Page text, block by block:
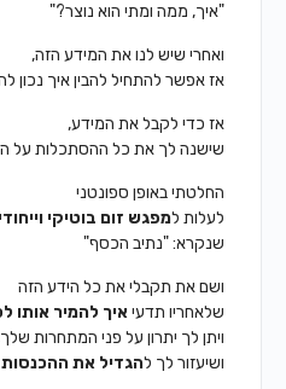
"איך, ממה ומתי הוא נוצר?"
ואחרי שיש לנו את המידע הזה,
אז אפשר להתחיל להבין איך נכון
אז כדי לקבל את המידע,
שישנה לך את כל ההסתכלות על
החלטתי באופן ספונטני
לעלות למפגש זום בוטיקי וייחודי
שנקרא: "נתיב הכסף"
ושם את תקבלי את כל הידע הזה
שלאחריו תדעי איך להמיר אותו
ויתן לך יתרון על פני המתחרות
ושיעזור לך להגדיל את